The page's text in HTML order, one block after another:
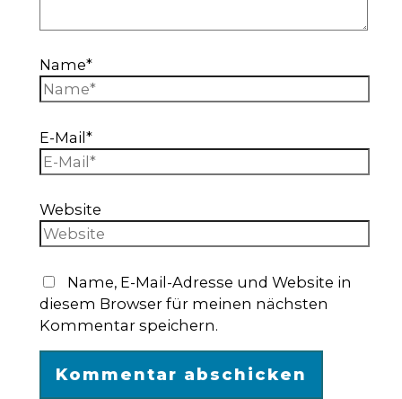
Name*
E-Mail*
Website
Name, E-Mail-Adresse und Website in
diesem Browser für meinen nächsten
Kommentar speichern.